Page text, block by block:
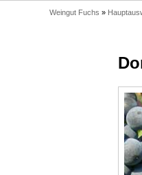
Weingut Fuchs »